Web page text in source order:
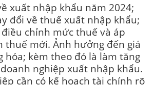
xuất nhập khẩu năm 2024;
đổi về thuế xuất nhập khẩu;
chỉnh mức thuế và áp
thuế mới. Ảnh hưởng đến giá
hóa; kèm theo đó là làm tăng
nghiệp xuất nhập khẩu.
cần có kế hoạch tài chính rõ